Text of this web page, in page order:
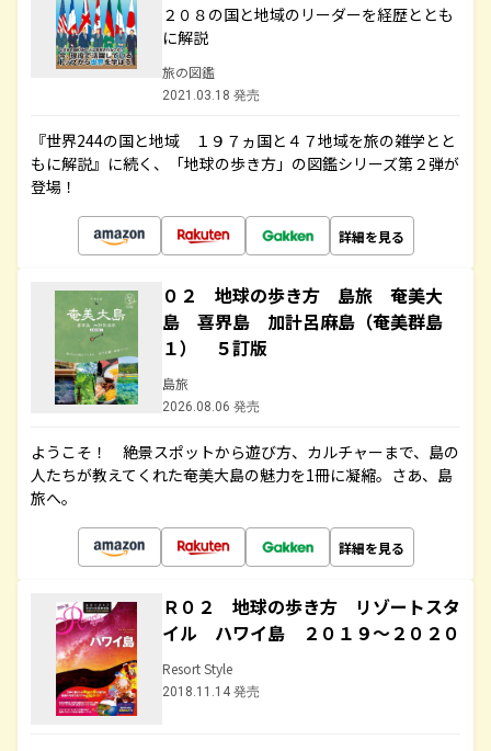
２０８の国と地域のリーダーを経歴ととも
に解説
旅の図鑑
2021.03.18 発売
『世界244の国と地域 １９７ヵ国と４７地域を旅の雑学とと
もに解説』に続く、「地球の歩き方」の図鑑シリーズ第２弾が
登場！
詳細を見る
０２ 地球の歩き方 島旅 奄美大
島 喜界島 加計呂麻島（奄美群島
１） ５訂版
島旅
2026.08.06 発売
ようこそ！ 絶景スポットから遊び方、カルチャーまで、島の
人たちが教えてくれた奄美大島の魅力を1冊に凝縮。さあ、島
旅へ。
詳細を見る
Ｒ０２ 地球の歩き方 リゾートスタ
イル ハワイ島 ２０１９～２０２０
Resort Style
2018.11.14 発売